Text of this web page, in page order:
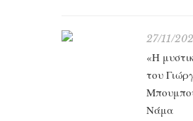
27/11/
«Η
του
Νάμα